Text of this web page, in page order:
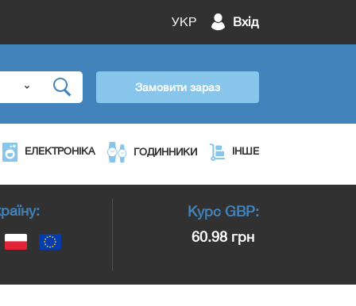
УКР Вхід
Замовити зараз
ЕЛЕКТРОНІКА ГОДИННИКИ ІНШЕ
Курс GBP:
60.98 грн